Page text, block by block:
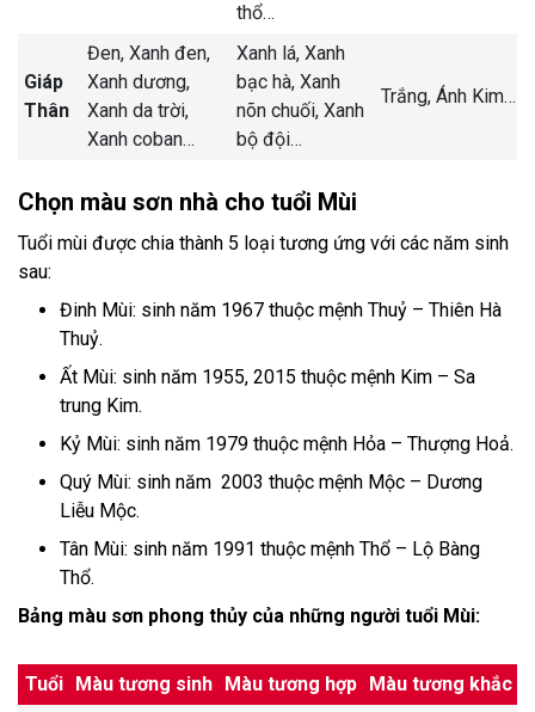
thổ…
Giáp
Thân
Đen, Xanh đen,
Xanh dương,
Xanh da trời,
Xanh coban…
Xanh lá, Xanh
bạc hà, Xanh
nõn chuối, Xanh
bộ đội…
Trắng, Ánh Kim…
Chọn màu sơn nhà cho tuổi Mùi
Tuổi mùi được chia thành 5 loại tương ứng với các năm sinh
sau:
Đinh Mùi: sinh năm 1967 thuộc mệnh Thuỷ – Thiên Hà
Thuỷ.
Ất Mùi: sinh năm 1955, 2015 thuộc mệnh Kim – Sa
trung Kim.
Kỷ Mùi: sinh năm 1979 thuộc mệnh Hỏa – Thượng Hoả.
Quý Mùi: sinh năm 2003 thuộc mệnh Mộc – Dương
Liễu Mộc.
Tân Mùi: sinh năm 1991 thuộc mệnh Thổ – Lộ Bàng
Thổ.
Bảng màu sơn phong thủy của những người tuổi Mùi:
Tuổi Màu tương sinh Màu tương hợp Màu tương khắc